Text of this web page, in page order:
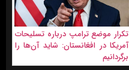
تکرار موضع ترامپ درباره تسلیحات
آمریکا در افغانستان: شايد آن‌ها را
برگردانیم